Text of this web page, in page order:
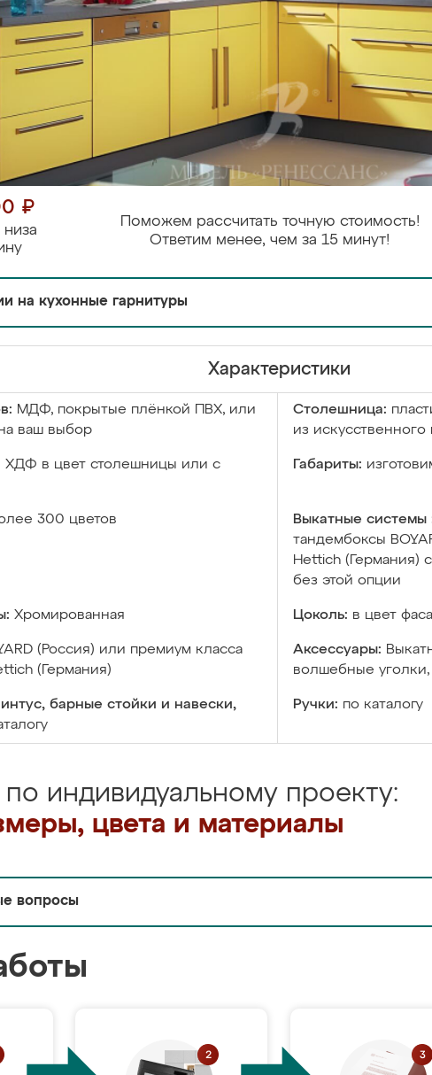
₽
низа
Поможем рассчитать точную стоимость!
Ответим менее, чем за 15 минут!
на кухонные гарнитуры
Характеристики
МДФ, покрытые плёнкой ПВХ, или
ваш выбор
Столешница:
из
ХДФ в цвет столешницы или с
Габариты:
300 цветов Выкатные системы
тандембоксы
Hettich (Германия)
без этой опции
Хромированная Цоколь: в цвет
(Россия) или премиум класса
(Германия)
Аксессуары:
волшебные уголки,
барные стойки и навески,
Ручки: по каталогу
индивидуальному проекту:
цвета и материалы
вопросы